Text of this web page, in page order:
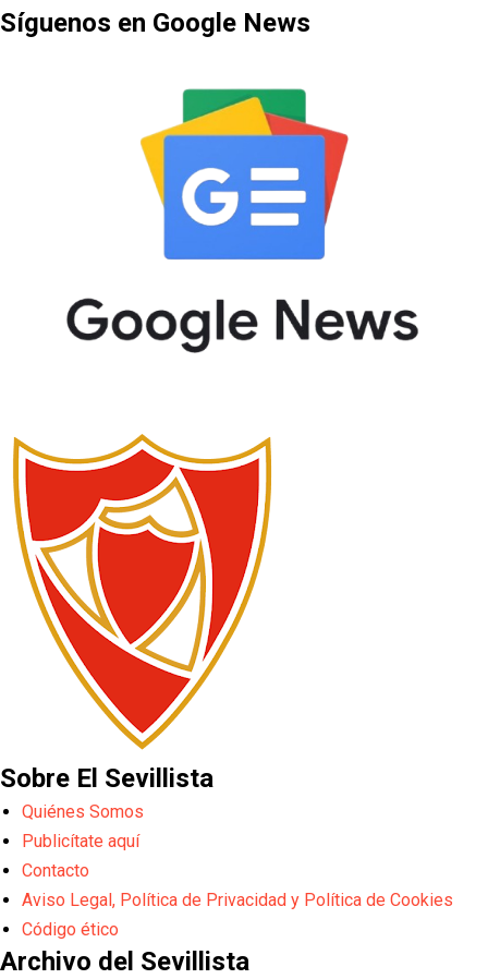
Síguenos en Google News
Sobre El Sevillista
Quiénes Somos
Publicítate aquí
Contacto
Aviso Legal, Política de Privacidad y Política de Cookies
Código ético
Archivo del Sevillista